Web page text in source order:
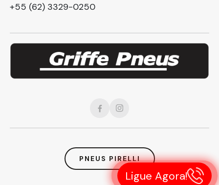
+55 (62) 3329-0250
PNEUS PIRELLI
Ligue Agora!